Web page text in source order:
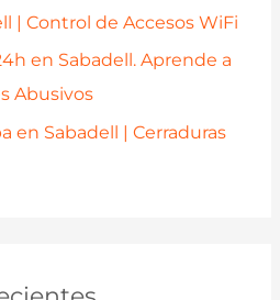
| Control de Accesos WiFi
en Sabadell. Aprende a
Abusivos
en Sabadell | Cerraduras